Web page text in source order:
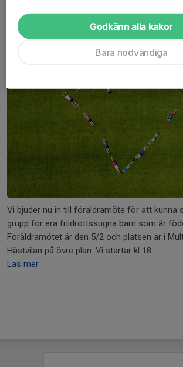
Vi bjuder nu in till föräldramöte för att kunna
grupp för era friidrottssugna barn som är
Föräldramötet är den 5/2 och platsen är i
Hästvilan på övre plan. Vi startar kl 18....
Läs mer
Godkänn alla kakor
Bara nödvändiga